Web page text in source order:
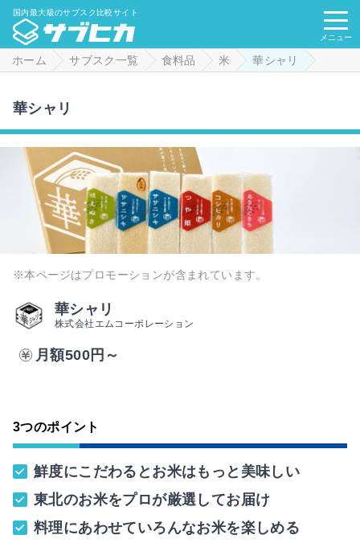
国内最大級のサブスク比較サイト
メニュー
ホーム サブスク一覧 食料品 米 華シャリ
華シャリ
※本ページはプロモーションが含まれています。
華シャリ
株式会社エムコーポレーション
月額500円～
3つのポイント
鮮度にこだわるとお米はもっと美味しい
東北のお米をプロが厳選してお届け
料理にあわせていろんなお米を楽しめる